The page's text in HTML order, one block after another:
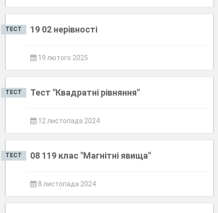
ТЕСТ 19 02 нерівності
19 лютого 2025
ТЕСТ Тест "Квадратні рівняння"
12 листопада 2024
ТЕСТ 08 119 клас "Магнітні явища"
8 листопада 2024